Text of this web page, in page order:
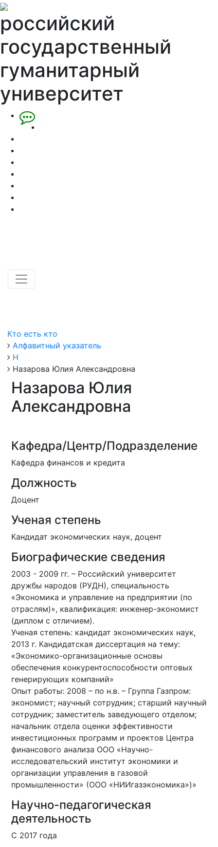
российский
государственный
гуманитарный
университет
Кто есть кто
Алфавитный указатель
Н
Назарова Юлия Александровна
Назарова Юлия
Александровна
Кафедра/Центр/Подразделение
Кафедра финансов и кредита
Должность
Доцент
Ученая степень
Кандидат экономических наук, доцент
Биографические сведения
2003 - 2009 гг. – Российский университет
дружбы народов (РУДН), специальность
«Экономика и управление на предприятии (по
отраслям)», квалификация: инженер-экономист
(диплом с отличием).
Ученая степень: кандидат экономических наук,
2013 г. Кандидатская диссертация на тему:
«Экономико-организационные основы
обеспечения конкурентоспособности оптовых
генерирующих компаний»
Опыт работы: 2008 – по н.в. – Группа Газпром:
экономист; научный сотрудник; старший научный
сотрудник; заместитель заведующего отделом;
начальник отдела оценки эффективности
инвестиционных программ и проектов Центра
финансового анализа ООО «Научно-
исследовательский институт экономики и
организации управления в газовой
промышленности» (ООО «НИИгазэкономика»)»
Научно-педагогическая
деятельность
С 2017 года